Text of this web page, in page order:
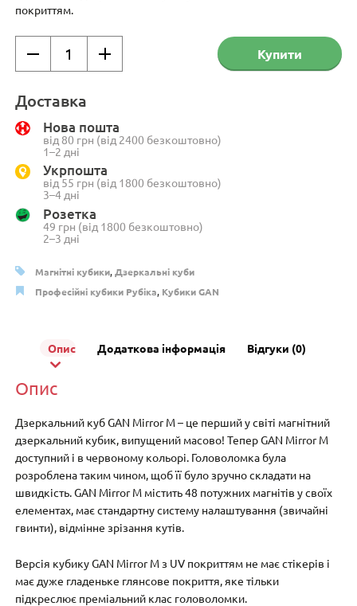
покриттям.
Mirror
M
UV
(червоний)
кількість
Купити
Доставка
Нова пошта
від 80 грн (від 2400 безкоштовно)
1–2 дні
Укрпошта
від 55 грн (від 1800 безкоштовно)
3–4 дні
Розетка
49 грн (від 1800 безкоштовно)
2–3 дні
Магнітні кубики,Дзеркальні куби
Професійні кубики Рубіка, Кубики GAN
Опис Додаткова інформація Відгуки (0)
Опис
Дзеркальний куб GAN Mirror M – це перший у світі магнітний
дзеркальний кубик, випущений масово! Тепер GAN Mirror M
доступний і в червоному кольорі. Головоломка була
розроблена таким чином, щоб її було зручно складати на
швидкість. GAN Mirror M містить 48 потужних магнітів у своїх
елементах, має стандартну систему налаштування (звичайні
гвинти), відмінне зрізання кутів.
Версія кубику GAN Mirror M з UV покриттям не має стікерів і
має дуже гладеньке глянсове покриття, яке тільки
підкреслює преміальний клас головоломки.